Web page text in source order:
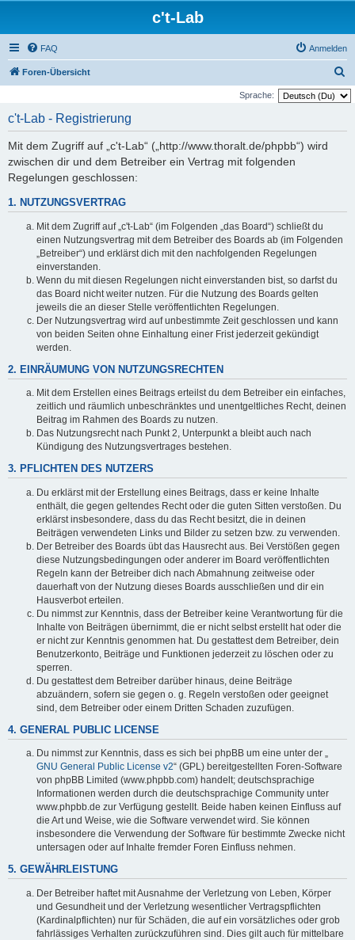
c't-Lab
FAQ Anmelden
Foren-Übersicht
u
Sprache:
c't-Lab - Registrierung
Mit dem Zugriff auf „c't-Lab“ („http://www.thoralt.de/phpbb“) wird
zwischen dir und dem Betreiber ein Vertrag mit folgenden
Regelungen geschlossen:
1. NUTZUNGSVERTRAG
Mit dem Zugriff auf „c't-Lab“ (im Folgenden „das Board“) schließt du
einen Nutzungsvertrag mit dem Betreiber des Boards ab (im Folgenden
„Betreiber“) und erklärst dich mit den nachfolgenden Regelungen
einverstanden.
Wenn du mit diesen Regelungen nicht einverstanden bist, so darfst du
das Board nicht weiter nutzen. Für die Nutzung des Boards gelten
jeweils die an dieser Stelle veröffentlichten Regelungen.
Der Nutzungsvertrag wird auf unbestimmte Zeit geschlossen und kann
von beiden Seiten ohne Einhaltung einer Frist jederzeit gekündigt
werden.
2. EINRÄUMUNG VON NUTZUNGSRECHTEN
Mit dem Erstellen eines Beitrags erteilst du dem Betreiber ein einfaches,
zeitlich und räumlich unbeschränktes und unentgeltliches Recht, deinen
Beitrag im Rahmen des Boards zu nutzen.
Das Nutzungsrecht nach Punkt 2, Unterpunkt a bleibt auch nach
Kündigung des Nutzungsvertrages bestehen.
3. PFLICHTEN DES NUTZERS
Du erklärst mit der Erstellung eines Beitrags, dass er keine Inhalte
enthält, die gegen geltendes Recht oder die guten Sitten verstoßen. Du
erklärst insbesondere, dass du das Recht besitzt, die in deinen
Beiträgen verwendeten Links und Bilder zu setzen bzw. zu verwenden.
Der Betreiber des Boards übt das Hausrecht aus. Bei Verstößen gegen
diese Nutzungsbedingungen oder anderer im Board veröffentlichten
Regeln kann der Betreiber dich nach Abmahnung zeitweise oder
dauerhaft von der Nutzung dieses Boards ausschließen und dir ein
Hausverbot erteilen.
Du nimmst zur Kenntnis, dass der Betreiber keine Verantwortung für die
Inhalte von Beiträgen übernimmt, die er nicht selbst erstellt hat oder die
er nicht zur Kenntnis genommen hat. Du gestattest dem Betreiber, dein
Benutzerkonto, Beiträge und Funktionen jederzeit zu löschen oder zu
sperren.
Du gestattest dem Betreiber darüber hinaus, deine Beiträge
abzuändern, sofern sie gegen o. g. Regeln verstoßen oder geeignet
sind, dem Betreiber oder einem Dritten Schaden zuzufügen.
4. GENERAL PUBLIC LICENSE
Du nimmst zur Kenntnis, dass es sich bei phpBB um eine unter der „
GNU General Public License v2“ (GPL) bereitgestellten Foren-Software
von phpBB Limited (www.phpbb.com) handelt; deutschsprachige
Informationen werden durch die deutschsprachige Community unter
www.phpbb.de zur Verfügung gestellt. Beide haben keinen Einfluss auf
die Art und Weise, wie die Software verwendet wird. Sie können
insbesondere die Verwendung der Software für bestimmte Zwecke nicht
untersagen oder auf Inhalte fremder Foren Einfluss nehmen.
5. GEWÄHRLEISTUNG
Der Betreiber haftet mit Ausnahme der Verletzung von Leben, Körper
und Gesundheit und der Verletzung wesentlicher Vertragspflichten
(Kardinalpflichten) nur für Schäden, die auf ein vorsätzliches oder grob
fahrlässiges Verhalten zurückzuführen sind. Dies gilt auch für mittelbare